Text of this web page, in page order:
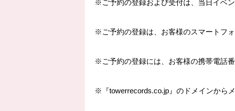
※ご予約の登録および受付は、当日イベン
※ご予約の登録は、お客様のスマートフ
※ご予約の登録には、お客様の携帯電話
※『towerrecords.co.jp』のドメインから